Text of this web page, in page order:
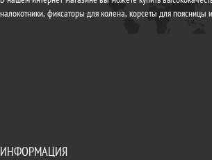
налокотники, фиксаторы для колена, корсеты для поясницы
ИНФОРМАЦИЯ